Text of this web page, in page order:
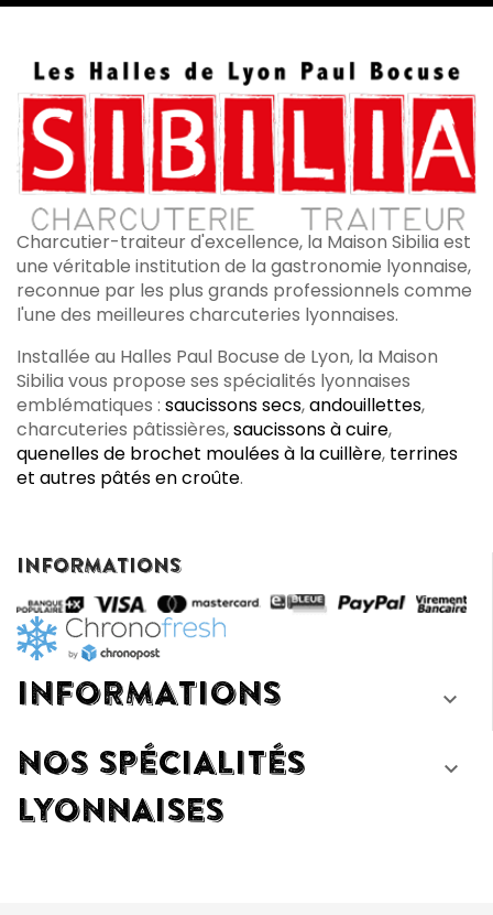
Charcutier-traiteur d'excellence, la Maison Sibilia est
une véritable institution de la gastronomie lyonnaise,
reconnue par les plus grands professionnels comme
l'une des meilleures charcuteries lyonnaises.
Installée au Halles Paul Bocuse de Lyon, la Maison
Sibilia vous propose ses spécialités lyonnaises
emblématiques : saucissons secs,andouillettes,
charcuteries pâtissières,saucissons à cuire,
quenelles de brochet moulées à la cuillère, terrines
et autres pâtés en croûte.
INFORMATIONS
INFORMATIONS 
NOS SPÉCIALITÉS
LYONNAISES
